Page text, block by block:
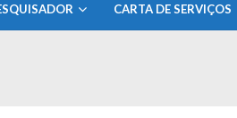
CARTA DE SERVIÇOS